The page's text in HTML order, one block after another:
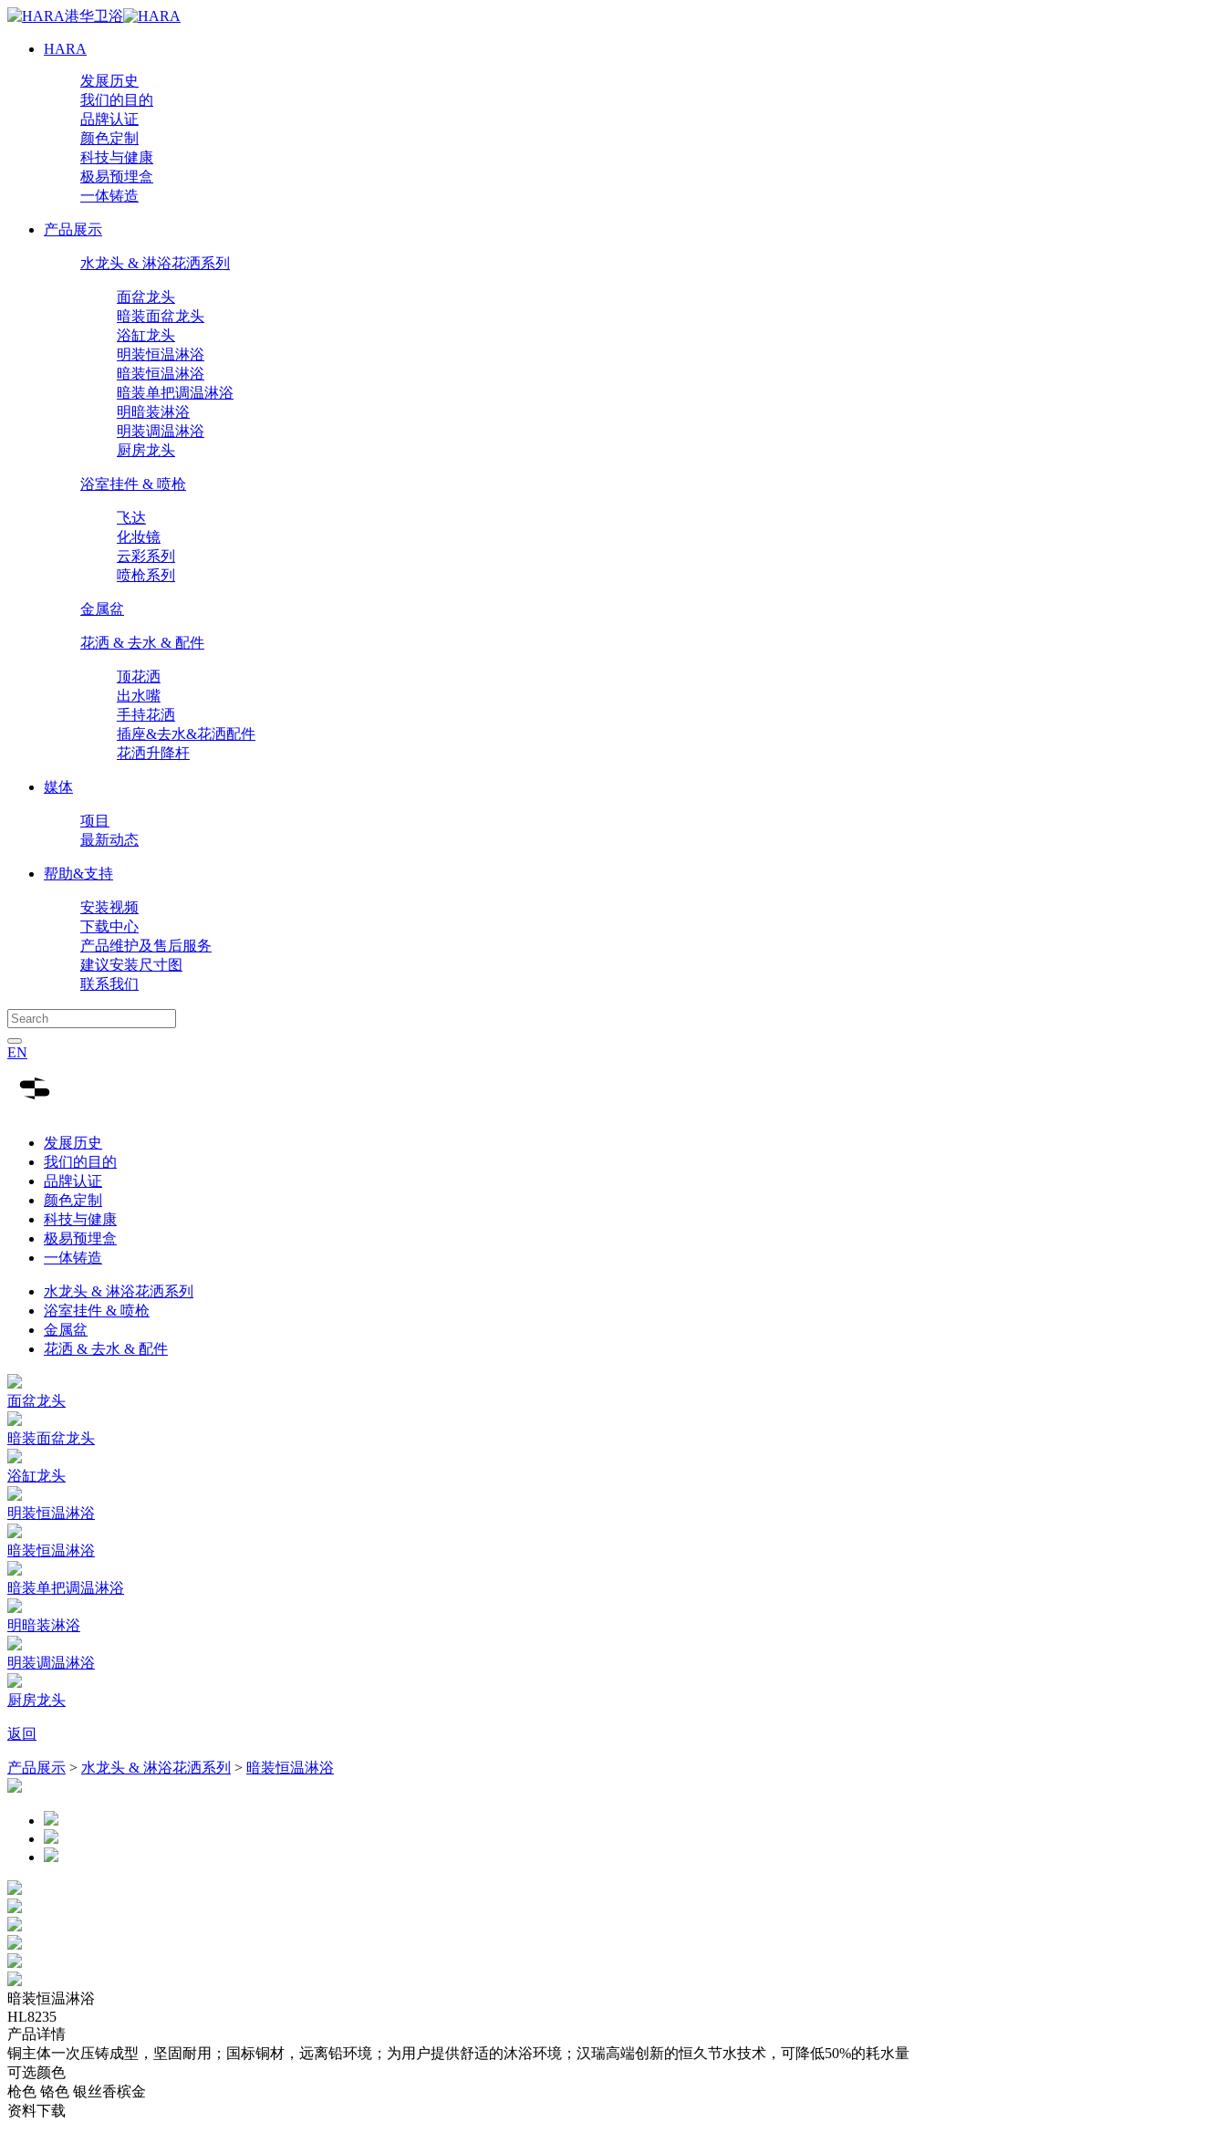
HARA
发展历史
我们的目的
品牌认证
颜色定制
科技与健康
极易预埋盒
一体铸造
产品展示
水龙头 & 淋浴花洒系列
面盆龙头
暗装面盆龙头
浴缸龙头
明装恒温淋浴
暗装恒温淋浴
暗装单把调温淋浴
明暗装淋浴
明装调温淋浴
厨房龙头
浴室挂件 & 喷枪
飞达
化妆镜
云彩系列
喷枪系列
金属盆
花洒 & 去水 & 配件
顶花洒
出水嘴
手持花洒
插座&去水&花洒配件
花洒升降杆
媒体
项目
最新动态
帮助&支持
安装视频
下载中心
产品维护及售后服务
建议安装尺寸图
联系我们
EN
发展历史
我们的目的
品牌认证
颜色定制
科技与健康
极易预埋盒
一体铸造
水龙头 & 淋浴花洒系列
浴室挂件 & 喷枪
金属盆
花洒 & 去水 & 配件
面盆龙头
暗装面盆龙头
浴缸龙头
明装恒温淋浴
暗装恒温淋浴
暗装单把调温淋浴
明暗装淋浴
明装调温淋浴
厨房龙头
返回
产品展示 > 水龙头 & 淋浴花洒系列 > 暗装恒温淋浴
暗装恒温淋浴
HL8235
产品详情
铜主体一次压铸成型，坚固耐用；国标铜材，远离铅环境；为用户提供舒适的沐浴环境；汉瑞高端创新的恒久节水技术，可降低50%的耗水量
可选颜色
枪色 铬色 银丝香槟金
资料下载